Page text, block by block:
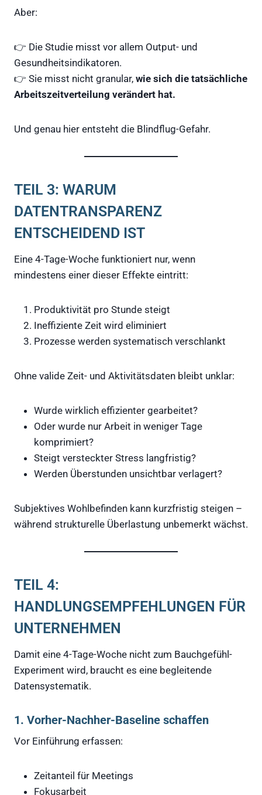
Aber:
👉 Die Studie misst vor allem Output- und
Gesundheitsindikatoren.
👉 Sie misst nicht granular, wie sich die tatsächliche
Arbeitszeitverteilung verändert hat.
Und genau hier entsteht die Blindflug-Gefahr.
TEIL 3: WARUM
DATENTRANSPARENZ
ENTSCHEIDEND IST
Eine 4-Tage-Woche funktioniert nur, wenn
mindestens einer dieser Effekte eintritt:
Produktivität pro Stunde steigt
Ineffiziente Zeit wird eliminiert
Prozesse werden systematisch verschlankt
Ohne valide Zeit- und Aktivitätsdaten bleibt unklar:
Wurde wirklich effizienter gearbeitet?
Oder wurde nur Arbeit in weniger Tage
komprimiert?
Steigt versteckter Stress langfristig?
Werden Überstunden unsichtbar verlagert?
Subjektives Wohlbefinden kann kurzfristig steigen –
während strukturelle Überlastung unbemerkt wächst.
TEIL 4:
HANDLUNGSEMPFEHLUNGEN FÜR
UNTERNEHMEN
Damit eine 4-Tage-Woche nicht zum Bauchgefühl-
Experiment wird, braucht es eine begleitende
Datensystematik.
1. Vorher-Nachher-Baseline schaffen
Vor Einführung erfassen:
Zeitanteil für Meetings
Fokusarbeit